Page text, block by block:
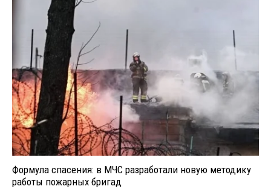
Формула спасения: в МЧС разработали новую методику
работы пожарных бригад